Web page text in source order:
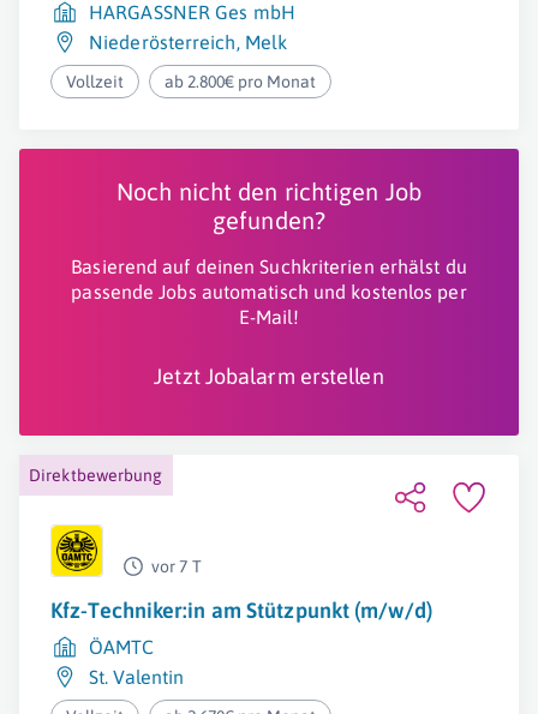
HARGASSNER Ges mbH
Niederösterreich, Melk
Vollzeit ab 2.800€ pro Monat
Noch nicht den richtigen Job
gefunden?
Basierend auf deinen Suchkriterien erhälst du
passende Jobs automatisch und kostenlos per
E-Mail!
Jetzt Jobalarm erstellen
Direktbewerbung
vor 7 T
Kfz-Techniker:in am Stützpunkt (m/w/d)
ÖAMTC
St. Valentin